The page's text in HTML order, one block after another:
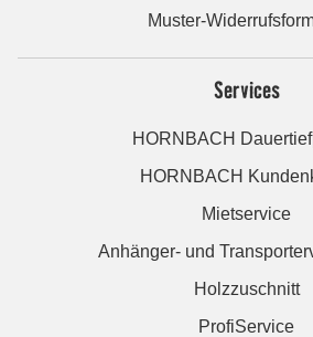
Muster-
Services
HORNBACH
HORNBACH
Mietservice
Anhänger- und
Holzzuschnitt
ProfiService